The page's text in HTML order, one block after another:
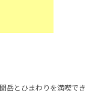
岳とひまわりを満喫でき